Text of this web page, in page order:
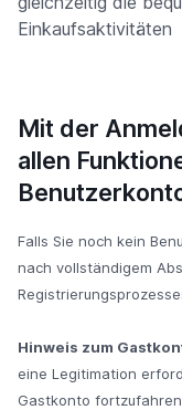
Einkaufsaktivitäten
Mit der
allen
Falls Sie noch kein
nach vollständigem
Hinweis zum
eine Legitimation
Gastkonto